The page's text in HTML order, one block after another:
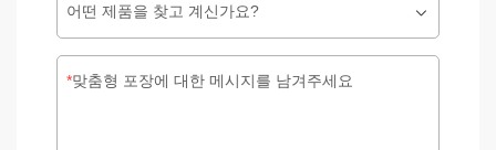
어떤 제품을 찾고 계신가요?
맞춤형 포장에 대한 메시지를 남겨주세요